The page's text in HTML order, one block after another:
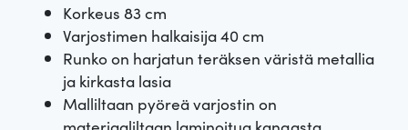
Korkeus 83 cm
Varjostimen halkaisija 40 cm
Runko on harjatun teräksen väristä metallia
ja kirkasta lasia
Malliltaan pyöreä varjostin on